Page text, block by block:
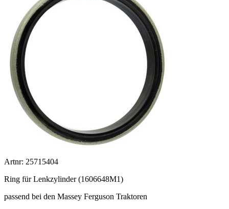
Artnr: 25715404
Ring für Lenkzylinder (1606648M1)
passend bei den Massey Ferguson Traktoren